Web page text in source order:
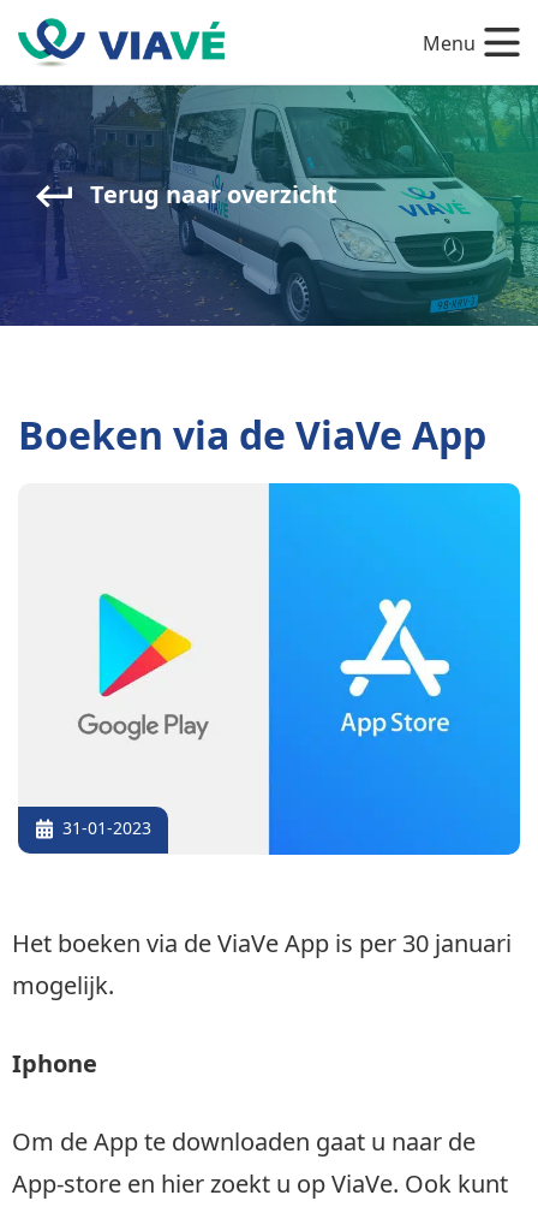
Menu
Terug naar overzicht
Boeken via de ViaVe App
31-01-2023
Het boeken via de ViaVe App is per 30 januari
mogelijk.
Iphone
Om de App te downloaden gaat u naar de
App-store en hier zoekt u op ViaVe. Ook kunt